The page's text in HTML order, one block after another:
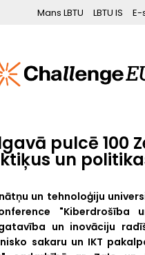
Mans LBTU LBTU IS E-
pulcē 100
un
un tehnoloģiju
"Kiberdrošība
un inovāciju
sakaru un IKT